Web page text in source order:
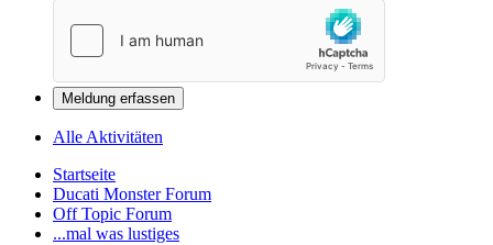
Meldung erfassen
Alle Aktivitäten
Startseite
Ducati Monster Forum
Off Topic Forum
...mal was lustiges